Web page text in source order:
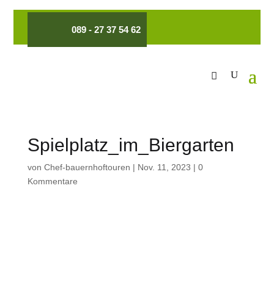
089 - 27 37 54 62
Spielplatz_im_Biergarten
von Chef-bauernhoftouren | Nov. 11, 2023 | 0
Kommentare